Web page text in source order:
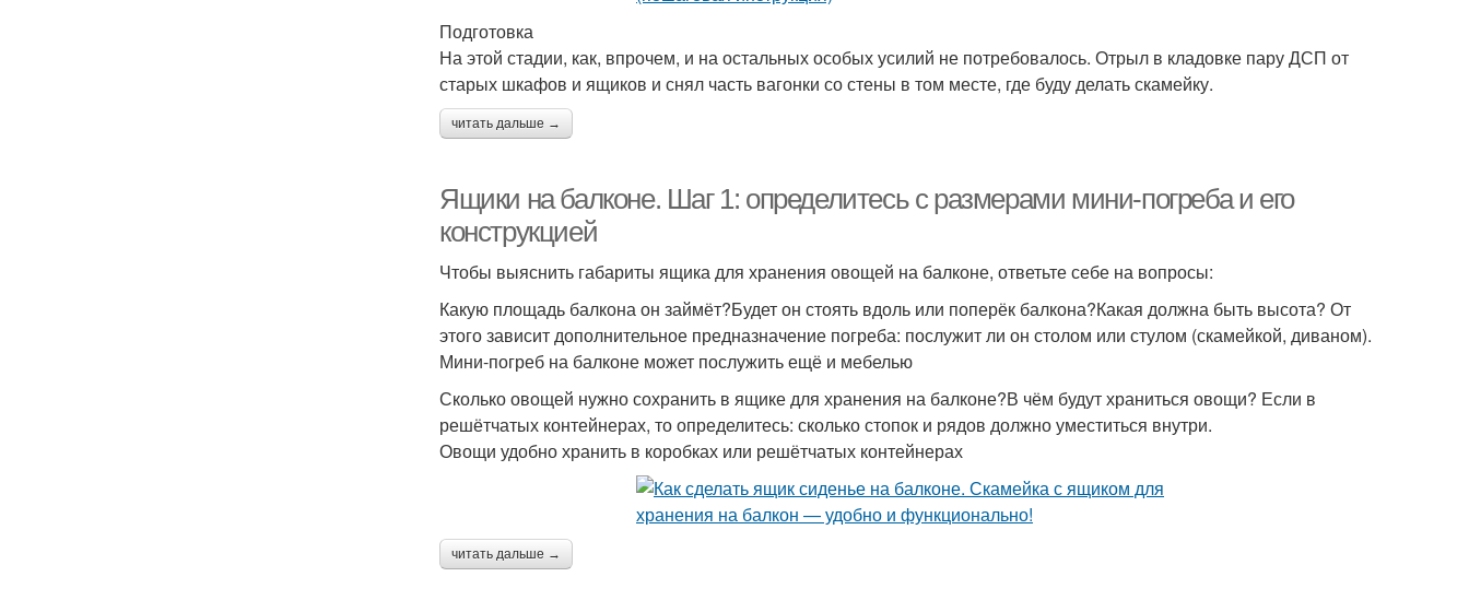
Подготовка
На этой стадии, как, впрочем, и на остальных особых усилий не потребовалось. Отрыл в кладовке пару ДСП от
старых шкафов и ящиков и снял часть вагонки со стены в том месте, где буду делать скамейку.
читать дальше →
Ящики на балконе. Шаг 1: определитесь с размерами мини-погреба и его
конструкцией
Чтобы выяснить габариты ящика для хранения овощей на балконе, ответьте себе на вопросы:
Какую площадь балкона он займёт?Будет он стоять вдоль или поперёк балкона?Какая должна быть высота? От
этого зависит дополнительное предназначение погреба: послужит ли он столом или стулом (скамейкой, диваном).
Мини-погреб на балконе может послужить ещё и мебелью
Сколько овощей нужно сохранить в ящике для хранения на балконе?В чём будут храниться овощи? Если в
решётчатых контейнерах, то определитесь: сколько стопок и рядов должно уместиться внутри.
Овощи удобно хранить в коробках или решётчатых контейнерах
читать дальше →